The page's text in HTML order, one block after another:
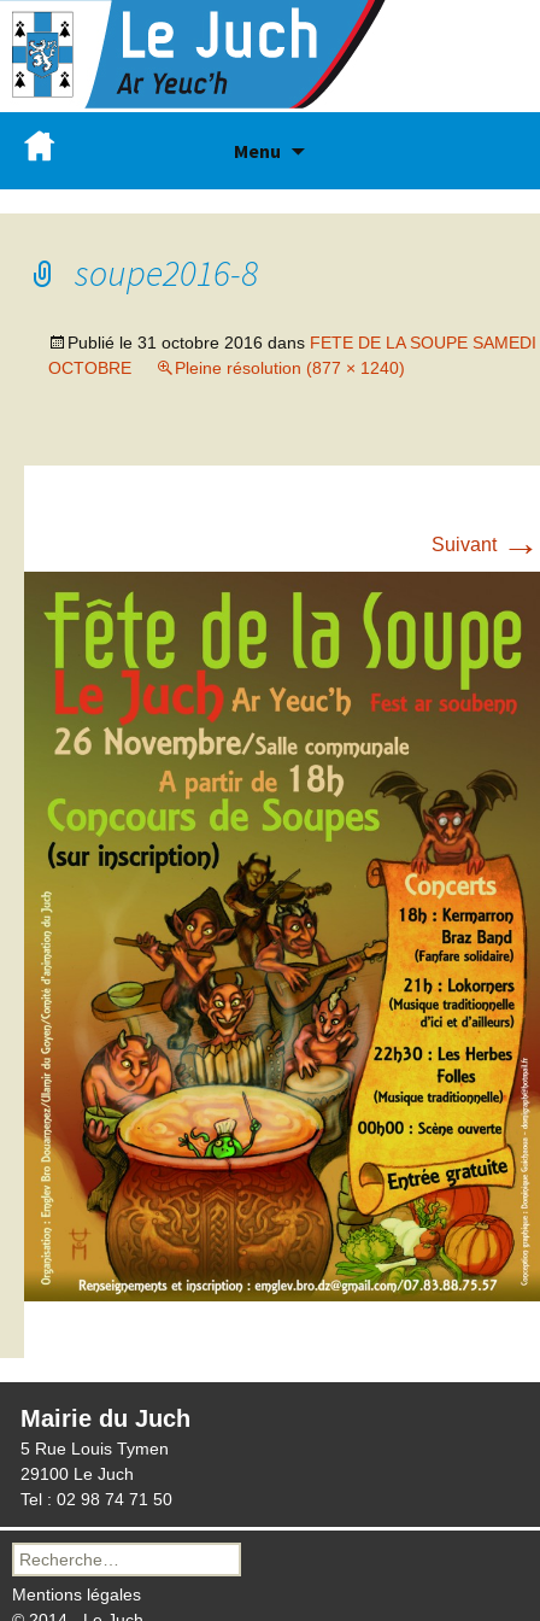
Menu
soupe2016-8
Publié le 31 octobre 2016 dans FETE DE LA SOUPE
OCTOBRE
Pleine résolution (877 × 1240)
Suivant →
Mairie du Juch
5 Rue Louis Tymen
29100 Le Juch
Tel : 02 98 74 71 50
Recherche
pour :
Mentions légales